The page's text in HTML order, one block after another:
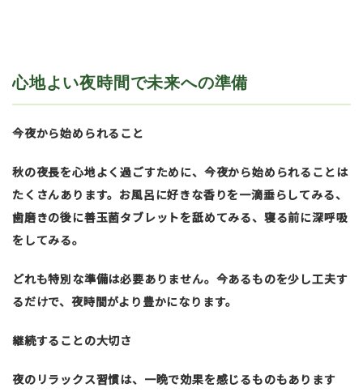
心地よい夜時間で未来への準備
今夜から始められること
秋の夜長を心地よく過ごすために、今夜から始められることは
たくさんあります。お風呂に好きな香りを一滴垂らしてみる、
歯磨きの後に善玉菌タブレットを舐めてみる、寝る前に深呼吸
をしてみる。
どれも特別な準備は必要ありません。今あるものを少し工夫す
るだけで、夜時間がより豊かになります。
継続することの大切さ
夜のリラックス習慣は、一晩で効果を感じるものもあります